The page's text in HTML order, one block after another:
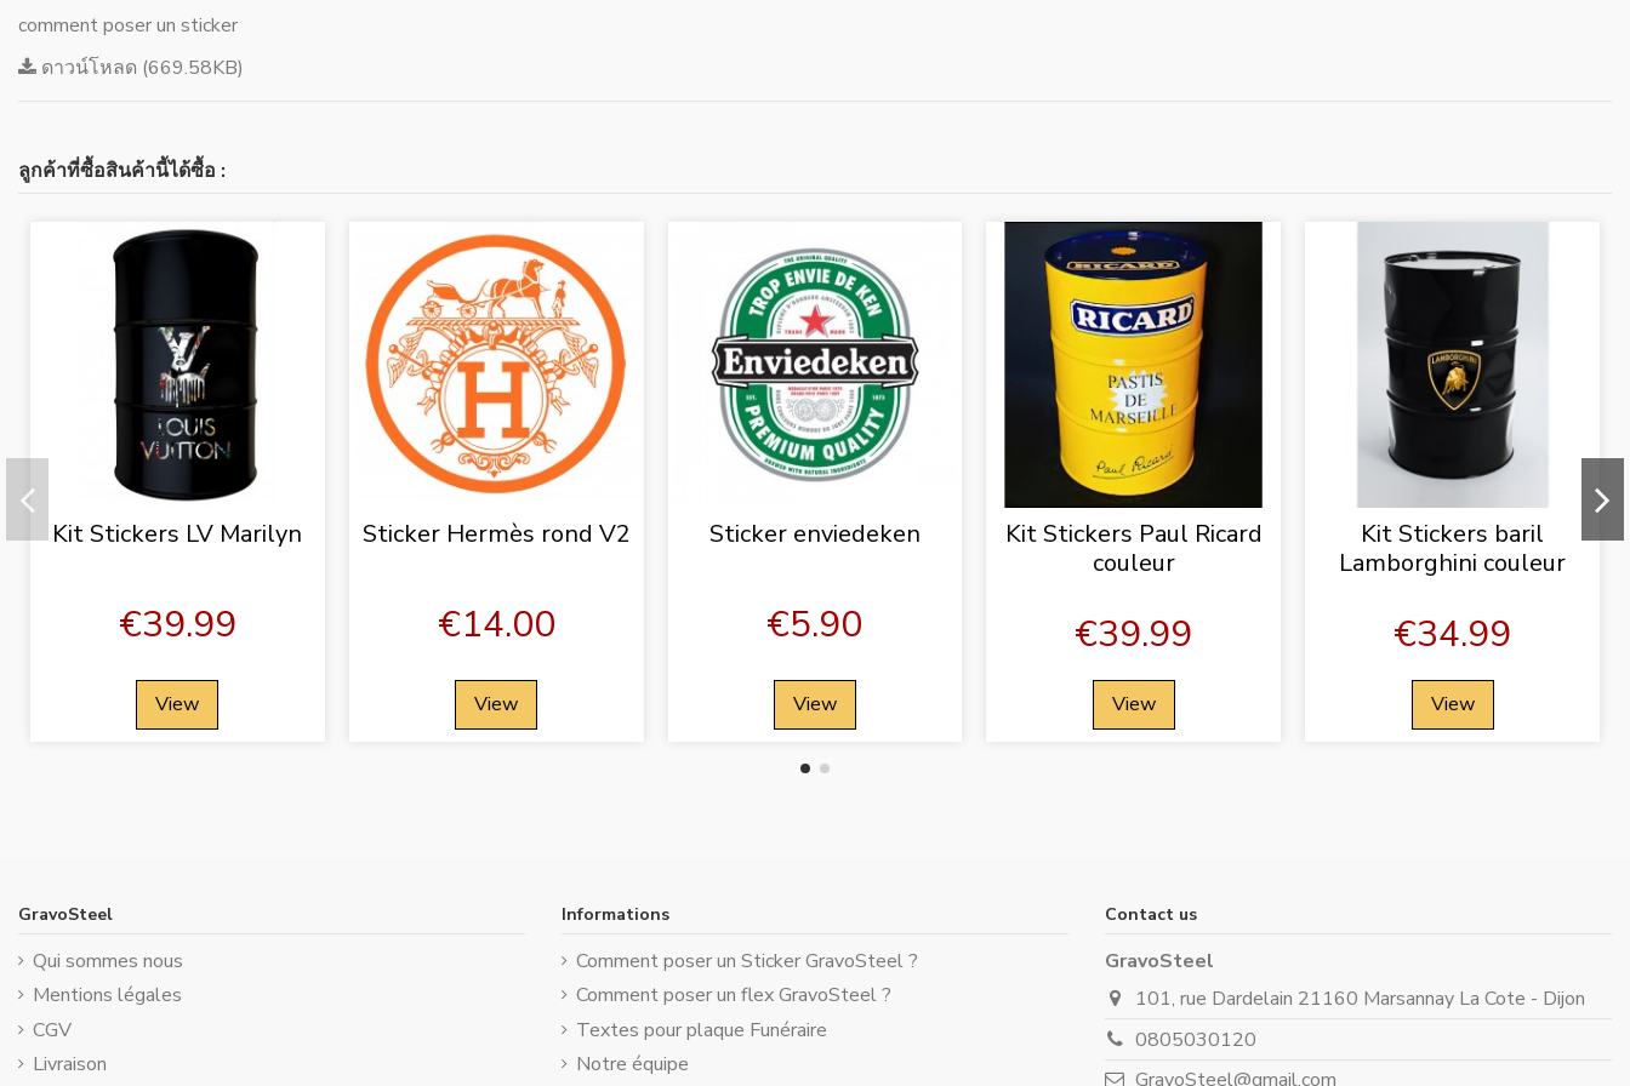
comment poser un sticker
ดาวน์โหลด (669.58KB)
ลูกค้าที่ซื้อสินค้านี้ได้ซื้อ :
Kit Stickers LV Marilyn
€39.99
View
Sticker Hermès rond V2
€14.00
View
Sticker enviedeken
€5.90
View
Kit Stickers Paul Ricard
couleur
€39.99
View
Kit Stickers baril
Lamborghini couleur
€34.99
View
GravoSteel
Qui sommes nous
Mentions légales
CGV
Livraison
Informations
Comment poser un Sticker GravoSteel ?
Comment poser un flex GravoSteel ?
Textes pour plaque Funéraire
Notre équipe
Contact us
GravoSteel
101, rue Dardelain 21160 Marsannay La Cote - Dijon
0805030120
GravoSteel@gmail.com